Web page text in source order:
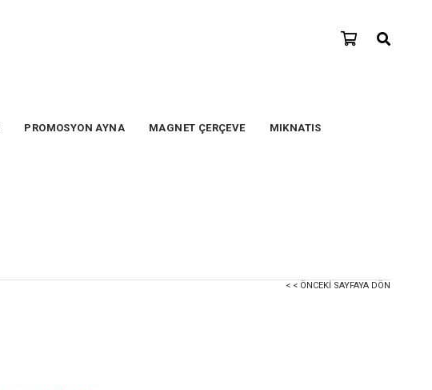
PROMOSYON AYNA MAGNET ÇERÇEVE MIKNATIS
< < ÖNCEKI SAYFAYA DÖN